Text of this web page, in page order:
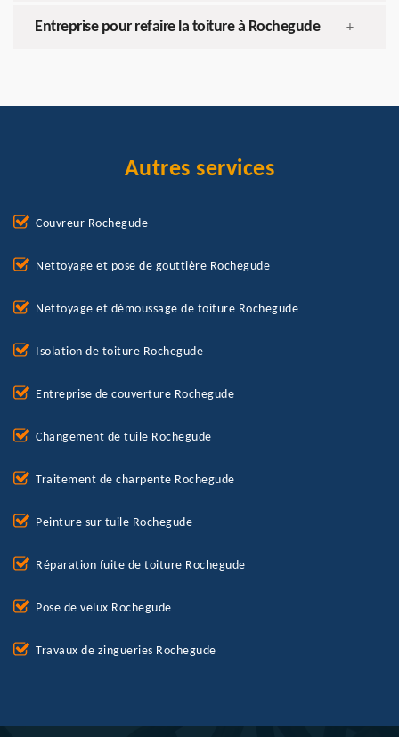
Entreprise pour refaire la toiture à Rochegude +
Autres services
Couvreur Rochegude
Nettoyage et pose de gouttière Rochegude
Nettoyage et démoussage de toiture Rochegude
Isolation de toiture Rochegude
Entreprise de couverture Rochegude
Changement de tuile Rochegude
Traitement de charpente Rochegude
Peinture sur tuile Rochegude
Réparation fuite de toiture Rochegude
Pose de velux Rochegude
Travaux de zingueries Rochegude